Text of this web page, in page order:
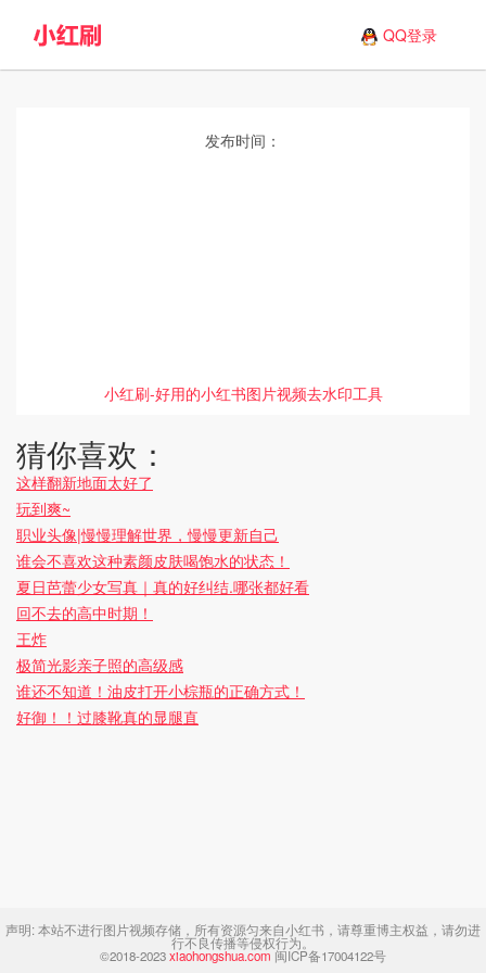
QQ登录
发布时间：
小红刷-好用的小红书图片视频去水印工具
猜你喜欢：
这样翻新地面太好了
玩到爽~
职业头像|慢慢理解世界，慢慢更新自己
谁会不喜欢这种素颜皮肤喝饱水的状态！
夏日芭蕾少女写真｜真的好纠结.哪张都好看
回不去的高中时期！
王炸
极简光影亲子照的高级感
谁还不知道！油皮打开小棕瓶的正确方式！
好御！！过膝靴真的显腿直
声明:本站不进行图片视频存储，所有资源匀来自小红书，请尊重博主权益，请勿进
行不良传播等侵权行为。
©2018-2023xiaohongshua.com 闽ICP备17004122号